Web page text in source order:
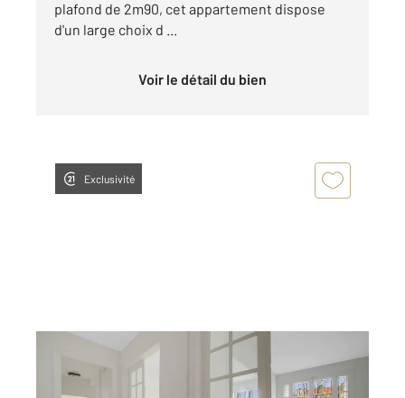
plafond de 2m90, cet appartement dispose
d'un large choix d ...
Voir le détail du bien
Exclusivité
MONTROUGE 92
70,48 m
2
, 4 pièces